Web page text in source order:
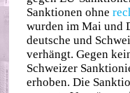
Sanktionen ohne
wurden im Mai und
deutsche und
verhängt. Gegen
Schweizer
erhoben. Die